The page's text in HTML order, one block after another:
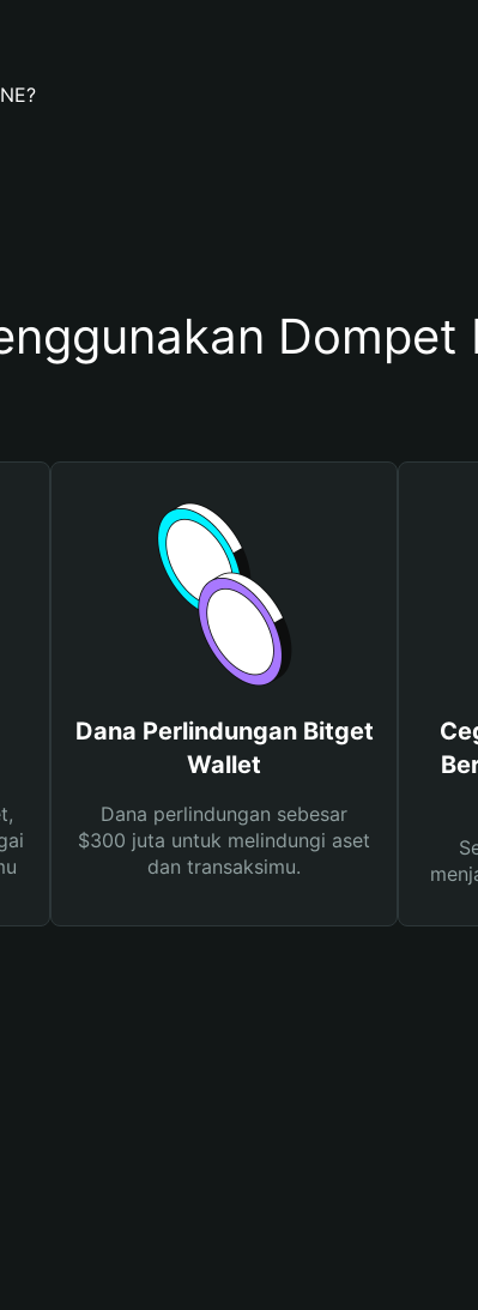
Dompet
Dana Perlindungan Bitget
Wallet
Dana perlindungan sebesar
$300 juta untuk melindungi aset
dan transaksimu.